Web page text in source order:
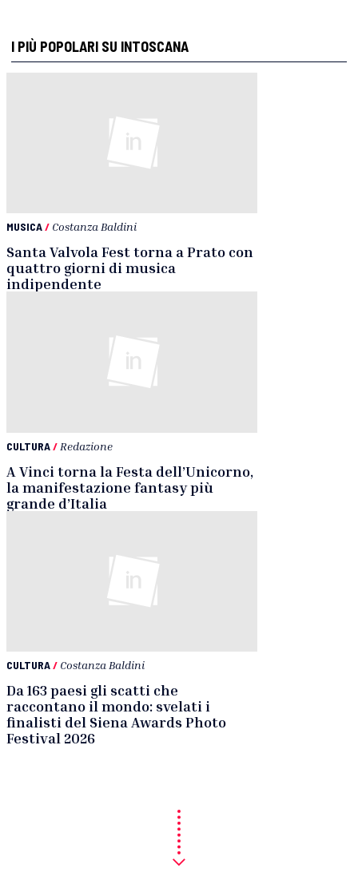
I PIÙ POPOLARI SU INTOSCANA
MUSICA/ Costanza Baldini
Santa Valvola Fest torna a Prato con
quattro giorni di musica
indipendente
CULTURA/ Redazione
A Vinci torna la Festa dell’Unicorno,
la manifestazione fantasy più
grande d’Italia
CULTURA/ Costanza Baldini
Da 163 paesi gli scatti che
raccontano il mondo: svelati i
finalisti del Siena Awards Photo
Festival 2026